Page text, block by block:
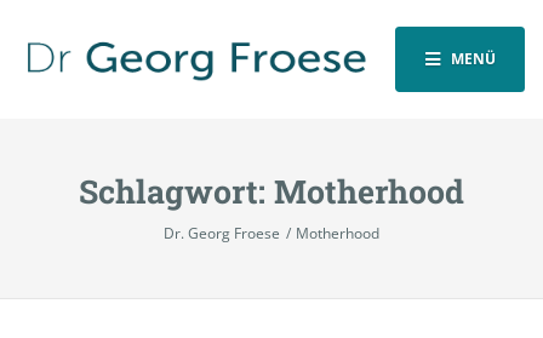
MENÜ
Schlagwort: Motherhood
Dr. Georg Froese Motherhood